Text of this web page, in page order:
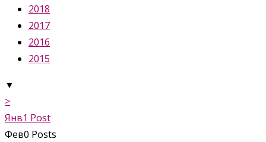
2018
2017
2016
2015
▼
>
Янв1 Post
Фев0 Posts